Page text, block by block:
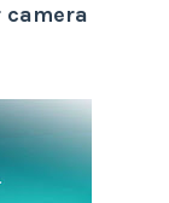
camera